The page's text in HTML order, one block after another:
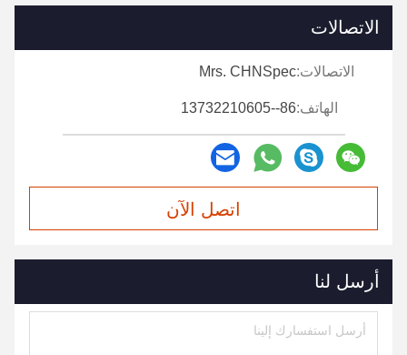
الاتصالات
الاتصالات:Mrs. CHNSpec
الهاتف:86--13732210605
اتصل الآن
أرسل لنا